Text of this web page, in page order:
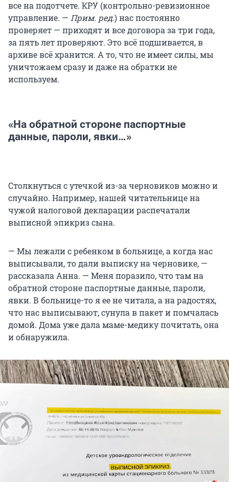
все на подотчете. КРУ (контрольно-ревизионное
управление. — Прим. ред.) нас постоянно
проверяет — приходят и все договора за три года,
за пять лет проверяют. Это всё подшивается, в
архиве всё хранится. А то, что не имеет силы, мы
уничтожаем сразу и даже на обратки не
используем.
«На обратной стороне паспортные
данные, пароли, явки…»
Столкнуться с утечкой из-за черновиков можно и
случайно. Например, нашей читательнице на
чужой налоговой декларации распечатали
выписной эпикриз сына.
— Мы лежали с ребенком в больнице, а когда нас
выписывали, то дали выписку на черновике, —
рассказала Анна. — Меня поразило, что там на
обратной стороне паспортные данные, пароли,
явки. В больнице-то я ее не читала, а на радостях,
что нас выписывают, сунула в пакет и помчалась
домой. Дома уже дала маме-медику почитать, она
и обнаружила.